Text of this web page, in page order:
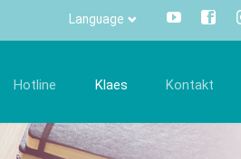
Language
Komunikacija
Hotline Klaes Kontakt